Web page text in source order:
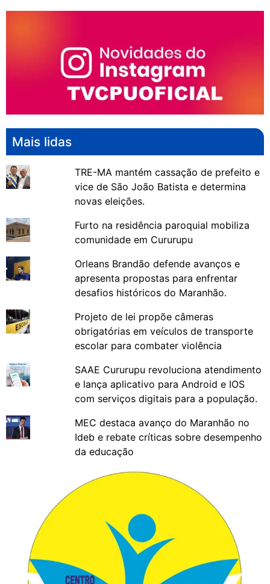
Mais lidas
TRE-MA mantém cassação de prefeito e
vice de São João Batista e determina
novas eleições.
Furto na residência paroquial mobiliza
comunidade em Cururupu
Orleans Brandão defende avanços e
apresenta propostas para enfrentar
desafios históricos do Maranhão.
Projeto de lei propõe câmeras
obrigatórias em veículos de transporte
escolar para combater violência
SAAE Cururupu revoluciona atendimento
e lança aplicativo para Android e IOS
com serviços digitais para a população.
MEC destaca avanço do Maranhão no
Ideb e rebate críticas sobre desempenho
da educação